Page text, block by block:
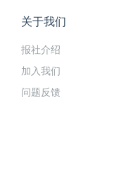
关于我们
报社介绍
加入我们
问题反馈